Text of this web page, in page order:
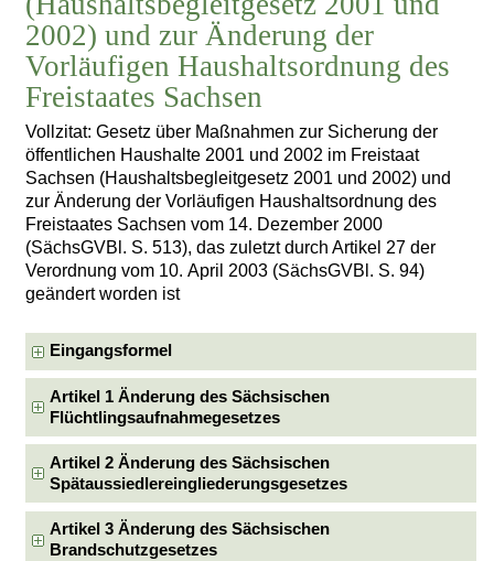
2002) und zur Änderung der
Vorläufigen Haushaltsordnung des
Freistaates Sachsen
Vollzitat: Gesetz über Maßnahmen zur Sicherung der
öffentlichen Haushalte 2001 und 2002 im Freistaat
Sachsen (Haushaltsbegleitgesetz 2001 und 2002) und
zur Änderung der Vorläufigen Haushaltsordnung des
Freistaates Sachsen vom 14. Dezember 2000
(SächsGVBl. S. 513), das zuletzt durch Artikel 27 der
Verordnung vom 10. April 2003 (SächsGVBl. S. 94)
geändert worden ist
Eingangsformel
Artikel 1 Änderung des Sächsischen
Flüchtlingsaufnahmegesetzes
Artikel 2 Änderung des Sächsischen
Spätaussiedlereingliederungsgesetzes
Artikel 3 Änderung des Sächsischen
Brandschutzgesetzes